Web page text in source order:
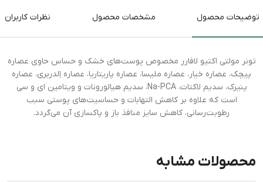
توضیحات محصول مشخصات محصول نظرات کاربران
تونر مولتی اکتیو لافارر مخصوص پوست‌های خشک و حساس حاوی عصاره
پیچک، عصاره خیار، عصاره ملیسا، عصاره پاریتاریا، عصاره اِلدربری، عصاره
پنیرک، سدیم لاکتات، Na-PCA، سدیم هیالورونات و ویتامین ای و سی
است که علاوه بر کاهش التهابات و حساسیت‌های پوستی سبب
رطوبت‌رسانی، کاهش سایز منافذ باز و پاکسازی آن می‌گردد.
محصولات مشابه